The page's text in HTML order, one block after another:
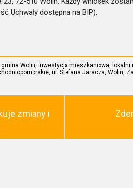
Uchwały dostępna na BIP).
gmina Wolin, inwestycja mieszkaniowa, lokalni
, ul. Stefana Jaracza, Wolin,
zmiany i